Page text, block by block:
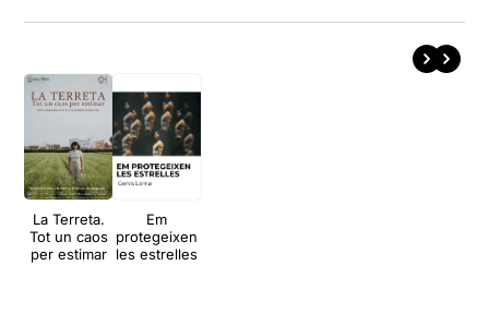
La Terreta.
Tot un caos
per estimar
Em
protegeixen
les estrelles